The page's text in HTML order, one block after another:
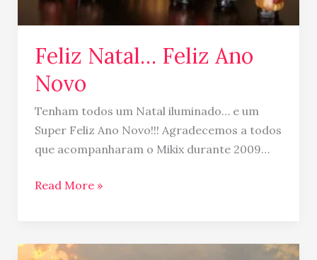
Feliz Natal… Feliz Ano
Novo
Tenham todos um Natal iluminado… e um
Super Feliz Ano Novo!!! Agradecemos a todos
que acompanharam o Mikix durante 2009…
Read More »
Casamento